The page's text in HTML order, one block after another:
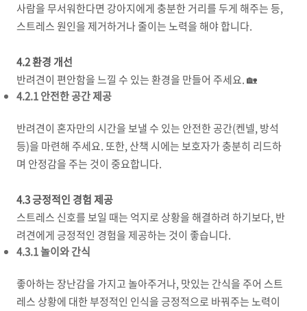
사람을 무서워한다면 강아지에게 충분한 거리를 두게 해주는 등,
스트레스 원인을 제거하거나 줄이는 노력을 해야 합니다.
4.2 환경 개선
반려견이 편안함을 느낄 수 있는 환경을 만들어 주세요. 🏡
4.2.1 안전한 공간 제공
반려견이 혼자만의 시간을 보낼 수 있는 안전한 공간(켄넬, 방석
등)을 마련해 주세요. 또한, 산책 시에는 보호자가 충분히 리드하
며 안정감을 주는 것이 중요합니다.
4.3 긍정적인 경험 제공
스트레스 신호를 보일 때는 억지로 상황을 해결하려 하기보다, 반
려견에게 긍정적인 경험을 제공하는 것이 좋습니다.
4.3.1 놀이와 간식
좋아하는 장난감을 가지고 놀아주거나, 맛있는 간식을 주어 스트
레스 상황에 대한 부정적인 인식을 긍정적으로 바꿔주는 노력이